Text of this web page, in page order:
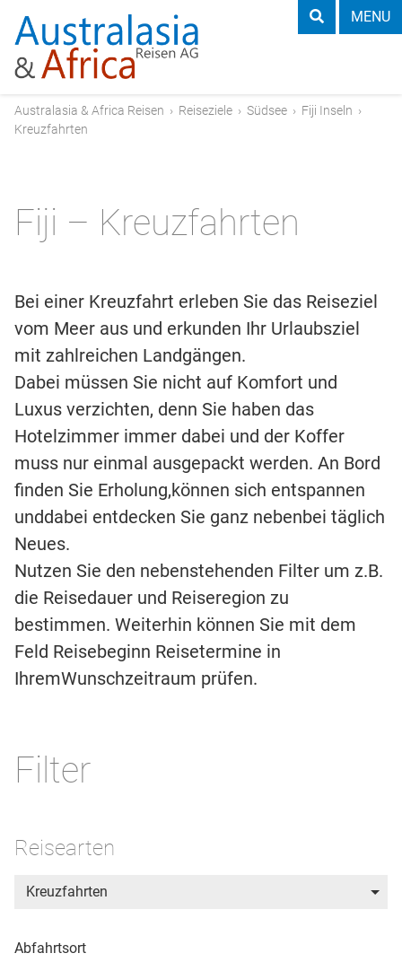
MENU
Australasia & Africa Reisen › Reiseziele › Südsee › Fiji Inseln ›
Kreuzfahrten
Fiji – Kreuzfahrten
Bei einer Kreuzfahrt erleben Sie das Reiseziel
vom Meer aus und erkunden Ihr Urlaubsziel
mit zahlreichen Landgängen.
Dabei müssen Sie nicht auf Komfort und
Luxus verzichten, denn Sie haben das
Hotelzimmer immer dabei und der Koffer
muss nur einmal ausgepackt werden. An Bord
finden Sie Erholung,können sich entspannen
unddabei entdecken Sie ganz nebenbei täglich
Neues.
Nutzen Sie den nebenstehenden Filter um z.B.
die Reisedauer und Reiseregion zu
bestimmen. Weiterhin können Sie mit dem
Feld Reisebeginn Reisetermine in
IhremWunschzeitraum prüfen.
Filter
Reisearten
Kreuzfahrten
Abfahrtsort